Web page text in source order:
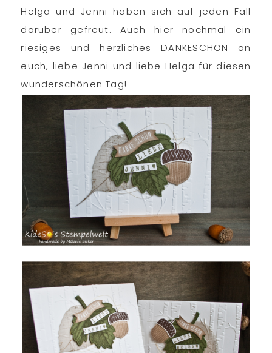
Helga und Jenni haben sich auf jeden Fall
darüber gefreut. Auch hier nochmal ein
riesiges und herzliches DANKESCHÖN an
euch, liebe Jenni und liebe Helga für diesen
wunderschönen Tag!